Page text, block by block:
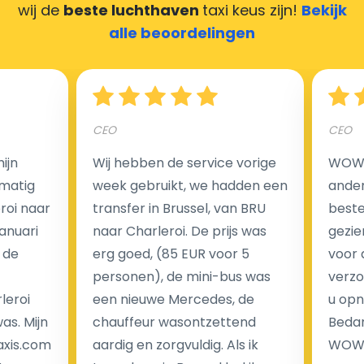
Hoeveel kost een luchthaven taxi transfer in
luchthaventaxi's is een vast tarief voor uw rit. In
tegenstelling tot traditionele taxi's met taxameter
brengen wij u geen extra kosten in rekening voor de
nachtrit.
We hebben geen ophaaltarief of extra kosten voor
wachttijd als uw vlucht vertraging heeft.
Kijk op onze website voor meer informatie over uw
transferkosten. Ons boekingsformulier bevat alle
mogelijke extra's die u kunt kiezen en de prijs die u
wij de beste luchthaven taxi keus zijn! Bekijk
alle beoordelingen
naar
Mijn
CEO
Wij hebben de service vorige
week gebruikt, we hadden een
transfer in Brussel, van BRU
naar Charleroi. De prijs was
erg goed, (85 EUR voor 5
personen), de mini-bus was
een nieuwe Mercedes, de
chauffeur wasontzettend
aardig en zorgvuldig. Als ik
CEO
voor
u